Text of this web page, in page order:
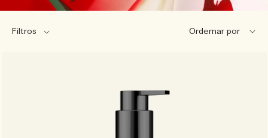
Filtros